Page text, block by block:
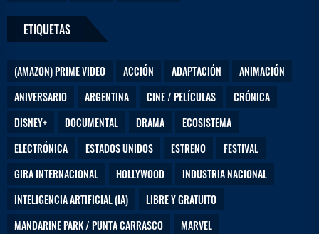
ETIQUETAS
(AMAZON) PRIME VIDEO ACCIÓN ADAPTACIÓN
ANIMACIÓN
ANIVERSARIO
ARGENTINA CINE / PELÍCULAS
CRÓNICA
DISNEY+
DOCUMENTAL DRAMA
ECOSISTEMA
ELECTRÓNICA
ESTADOS UNIDOS ESTRENO
FESTIVAL
GIRA INTERNACIONAL
HOLLYWOOD
INDUSTRIA NACIONAL
INTELIGENCIA ARTIFICIAL (IA)
LIBRE Y GRATUITO
MANDARINE PARK / PUNTA CARRASCO
MARVEL